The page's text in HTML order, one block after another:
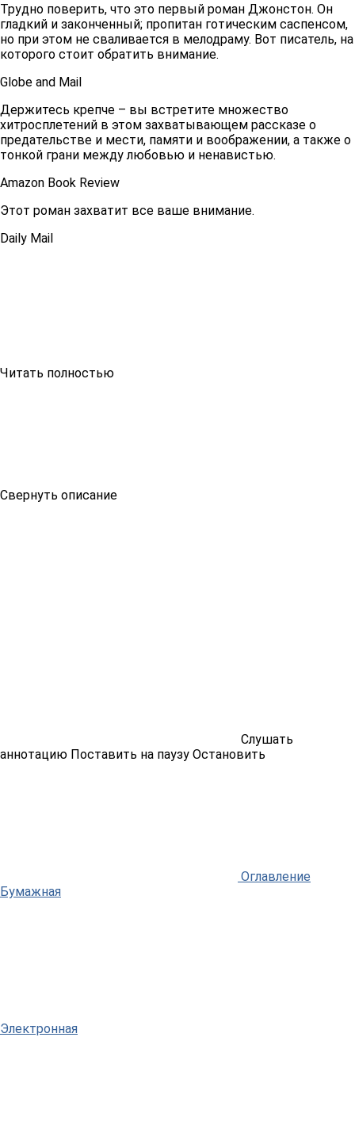
Трудно поверить, что это первый роман Джонстон. Он
гладкий и законченный; пропитан готическим саспенсом,
но при этом не сваливается в мелодраму. Вот писатель, на
которого стоит обратить внимание.
Globe and Mail
Держитесь крепче – вы встретите множество
хитросплетений в этом захватывающем рассказе о
предательстве и мести, памяти и воображении, а также о
тонкой грани между любовью и ненавистью.
Amazon Book Review
Этот роман захватит все ваше внимание.
Daily Mail
Читать полностью
Свернуть описание
Слушать
аннотацию Поставить на паузу Остановить
Оглавление
Бумажная
Электронная